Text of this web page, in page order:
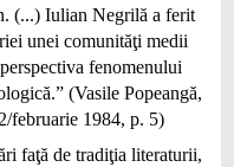
(...) Iulian Negrilă a ferit
unei comunităţi medii
fenomenului
(Vasile Popeangă,
februarie 1984, p. 5)
faţă de tradiţia literaturii,